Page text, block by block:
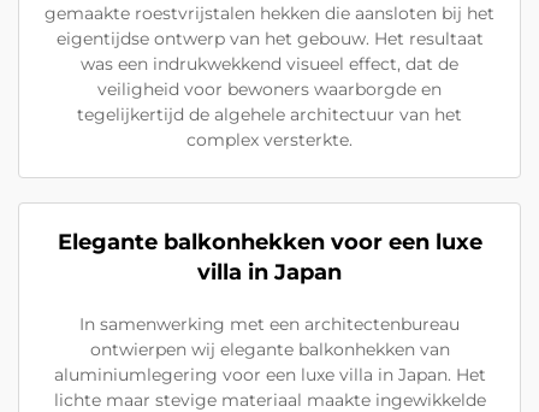
gemaakte roestvrijstalen hekken die aansloten bij het
eigentijdse ontwerp van het gebouw. Het resultaat
was een indrukwekkend visueel effect, dat de
veiligheid voor bewoners waarborgde en
tegelijkertijd de algehele architectuur van het
complex versterkte.
Elegante balkonhekken voor een luxe
villa in Japan
In samenwerking met een architectenbureau
ontwierpen wij elegante balkonhekken van
aluminiumlegering voor een luxe villa in Japan. Het
lichte maar stevige materiaal maakte ingewikkelde